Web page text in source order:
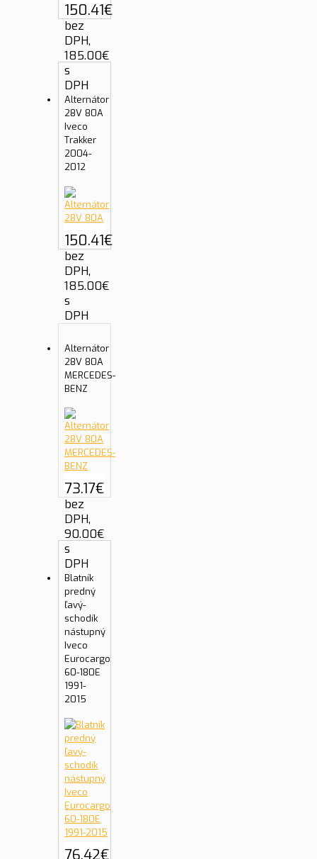
150.41€
bez
DPH,
185.00€
s
DPH
Alternátor
28V 80A
Iveco
Trakker
2004-
2012
150.41€
bez
DPH,
185.00€
s
DPH
Alternátor
28V 80A
MERCEDES-
BENZ
73.17€
bez
DPH,
90.00€
s
DPH
Blatník
predný
ľavý-
schodík
nástupný
Iveco
Eurocargo
60-180E
1991-
2015